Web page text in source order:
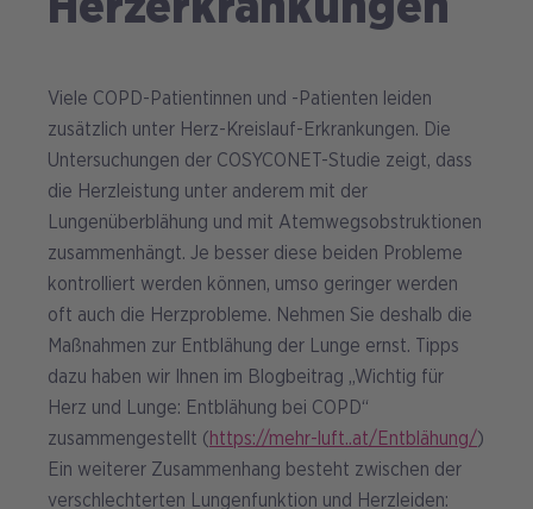
Viele COPD-Patientinnen und -Patienten leiden
zusätzlich unter Herz-Kreislauf-Erkrankungen. Die
Untersuchungen der COSYCONET-Studie zeigt, dass
die Herzleistung unter anderem mit der
Lungenüberblähung und mit Atemwegsobstruktionen
zusammenhängt. Je besser diese beiden Probleme
kontrolliert werden können, umso geringer werden
oft auch die Herzprobleme. Nehmen Sie deshalb die
Maßnahmen zur Entblähung der Lunge ernst. Tipps
dazu haben wir Ihnen im Blogbeitrag „Wichtig für
Herz und Lunge: Entblähung bei COPD“
zusammengestellt (https://mehr-luft..at/Entblähung/)
Ein weiterer Zusammenhang besteht zwischen der
verschlechterten Lungenfunktion und Herzleiden: